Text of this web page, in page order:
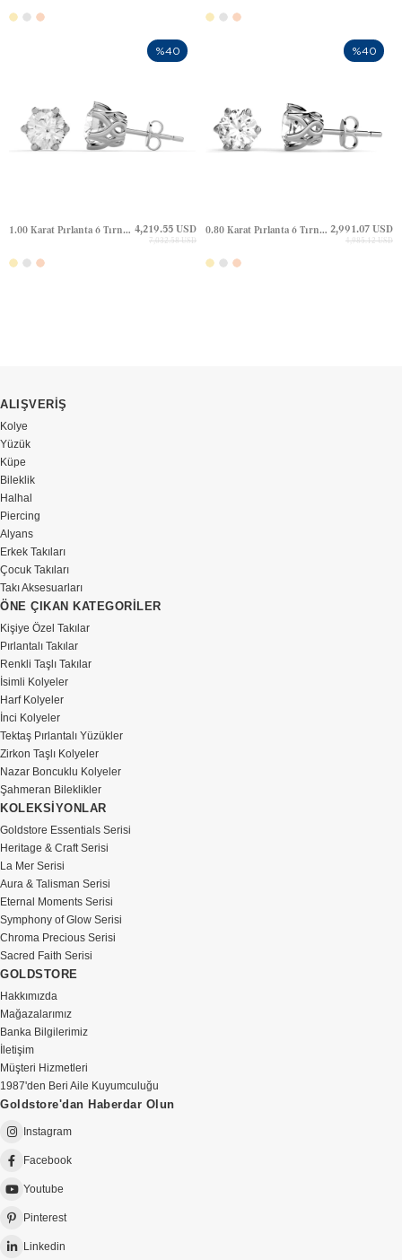
1.00 Karat Pırlanta 6 Tırnak Tektaş Altın Küpe 4,219.55 USD
7,032.58 USD
%40
0.80 Karat Pırlanta 6 Tırnak Tektaş Altın Küpe 2,991.07 USD
4,985.12 USD
%40
ALIŞVERİŞ
Kolye
Yüzük
Küpe
Bileklik
Halhal
Piercing
Alyans
Erkek Takıları
Çocuk Takıları
Takı Aksesuarları
ÖNE ÇIKAN KATEGORİLER
Kişiye Özel Takılar
Pırlantalı Takılar
Renkli Taşlı Takılar
İsimli Kolyeler
Harf Kolyeler
İnci Kolyeler
Tektaş Pırlantalı Yüzükler
Zirkon Taşlı Kolyeler
Nazar Boncuklu Kolyeler
Şahmeran Bileklikler
KOLEKSİYONLAR
Goldstore Essentials Serisi
Heritage & Craft Serisi
La Mer Serisi
Aura & Talisman Serisi
Eternal Moments Serisi
Symphony of Glow Serisi
Chroma Precious Serisi
Sacred Faith Serisi
GOLDSTORE
Hakkımızda
Mağazalarımız
Banka Bilgilerimiz
İletişim
Müşteri Hizmetleri
1987'den Beri Aile Kuyumculuğu
Goldstore'dan Haberdar Olun
Instagram
Facebook
Youtube
Pinterest
Linkedin